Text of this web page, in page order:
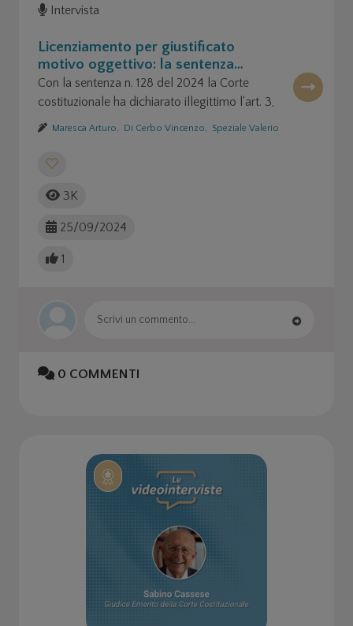
Intervista
Licenziamento per giustificato
motivo oggettivo: la sentenza
128/2024 della Corte costituzionale
Con la sentenza n. 128 del 2024 la Corte
costituzionale ha dichiarato illegittimo l'art. 3,
comma 2, del d.lgs. n. 23/2015: parliamone
Maresca Arturo, Di Cerbo Vincenzo, Speziale Valerio
3K
25/09/2024
1
0 COMMENTI